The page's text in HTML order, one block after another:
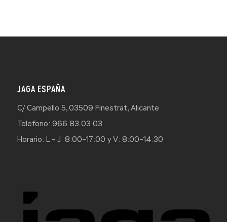
JAGA ESPAÑA
C/ Campello 5, 03509 Finestrat, Alicante
Telefono: 966 83 03 03
Horario: L – J: 8:00–17:00 y V: 8:00–14:30